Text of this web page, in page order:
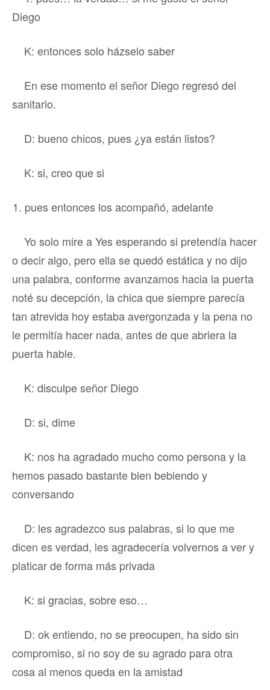
Diego
K: entonces solo házselo saber
En ese momento el señor Diego regresó del
sanitario.
D: bueno chicos, pues ¿ya están listos?
K: si, creo que si
pues entonces los acompañó, adelante
Yo solo mire a Yes esperando si pretendía hacer
o decir algo, pero ella se quedó estática y no dijo
una palabra, conforme avanzamos hacia la puerta
noté su decepción, la chica que siempre parecía
tan atrevida hoy estaba avergonzada y la pena no
le permitía hacer nada, antes de que abriera la
puerta hable.
K: disculpe señor Diego
D: si, dime
K: nos ha agradado mucho como persona y la
hemos pasado bastante bien bebiendo y
conversando
D: les agradezco sus palabras, si lo que me
dicen es verdad, les agradecería volvernos a ver y
platicar de forma más privada
K: si gracias, sobre eso…
D: ok entiendo, no se preocupen, ha sido sin
compromiso, si no soy de su agrado para otra
cosa al menos queda en la amistad